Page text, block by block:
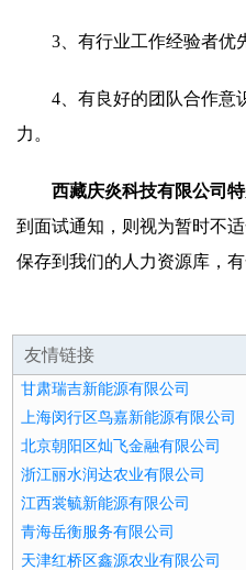
3、有行业工作经验者优
4、有良好的团队合作意
力。
西藏庆炎科技有限公司特
到面试通知，则视为暂时不
保存到我们的人力资源库，
友情链接
甘肃瑞吉新能源有限公司
上海闵行区鸟嘉新能源有限公司
北京朝阳区灿飞金融有限公司
浙江丽水润达农业有限公司
江西裳毓新能源有限公司
青海岳衡服务有限公司
天津红桥区鑫源农业有限公司